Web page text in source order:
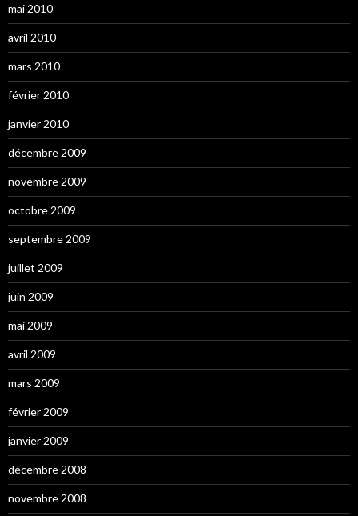
mai 2010
avril 2010
mars 2010
février 2010
janvier 2010
décembre 2009
novembre 2009
octobre 2009
septembre 2009
juillet 2009
juin 2009
mai 2009
avril 2009
mars 2009
février 2009
janvier 2009
décembre 2008
novembre 2008